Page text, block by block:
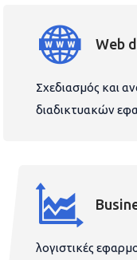
Web
Σχεδιασμός και
διαδικτυακών
λογιστικές